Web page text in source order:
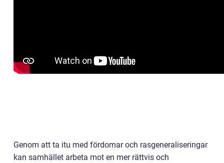
Genom att ta itu med fördomar och rasgeneraliseringar
kan samhället arbeta mot en mer rättvis och